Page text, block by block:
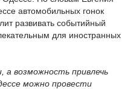
автомобильных гонок
развивать событийный
для иностранных
а возможность привлечь
можно провести